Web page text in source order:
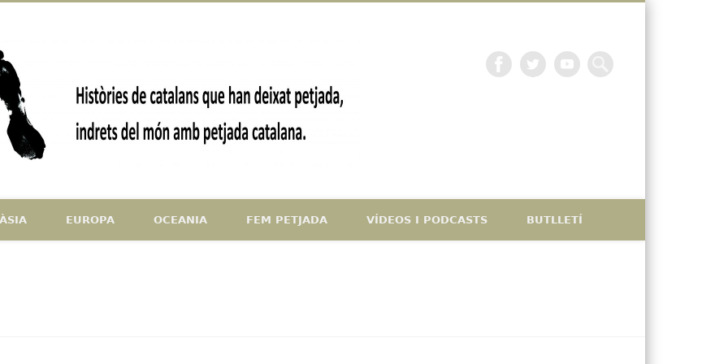
La petjada catalana
del món amb petjada catalana
ÀSIA EUROPA OCEANIA FEM PETJADA VÍDEOS I PODCASTS BUTLLETÍ